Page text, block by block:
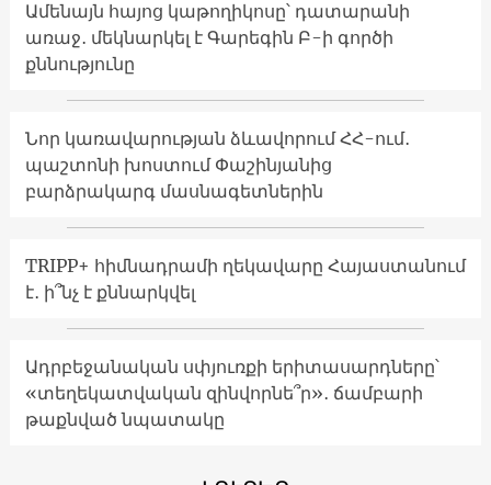
Ամենայն հայոց կաթողիկոսը՝ դատարանի
առաջ․ մեկնարկել է Գարեգին Բ-ի գործի
քննությունը
Նոր կառավարության ձևավորում ՀՀ-ում․
պաշտոնի խոստում Փաշինյանից
բարձրակարգ մասնագետներին
TRIPP+ հիմնադրամի ղեկավարը Հայաստանում
է․ ի՞նչ է քննարկվել
Ադրբեջանական սփյուռքի երիտասարդները՝
«տեղեկատվական զինվորնե՞ր»․ ճամբարի
թաքնված նպատակը